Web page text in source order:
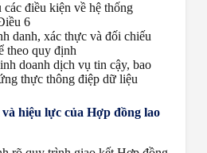
điều kiện về hệ thống
6
danh, xác thực và đối chiếu
theo quy định
doanh dịch vụ tin cậy, bao
thực thông điệp dữ liệu
hiệu lực của Hợp đồng lao